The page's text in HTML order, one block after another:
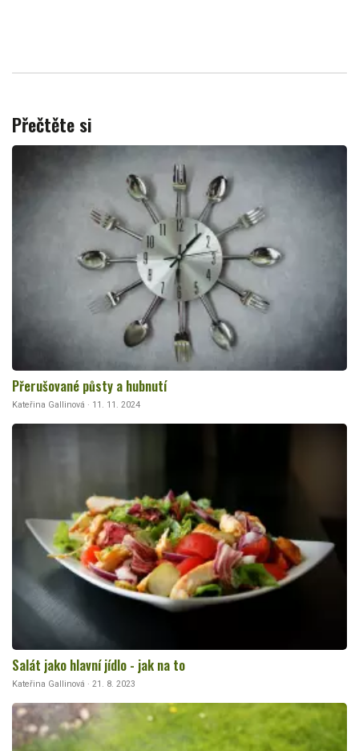
Přečtěte si
Přerušované půsty a hubnutí
Kateřina Gallinová · 11. 11. 2024
Salát jako hlavní jídlo - jak na to
Kateřina Gallinová · 21. 8. 2023